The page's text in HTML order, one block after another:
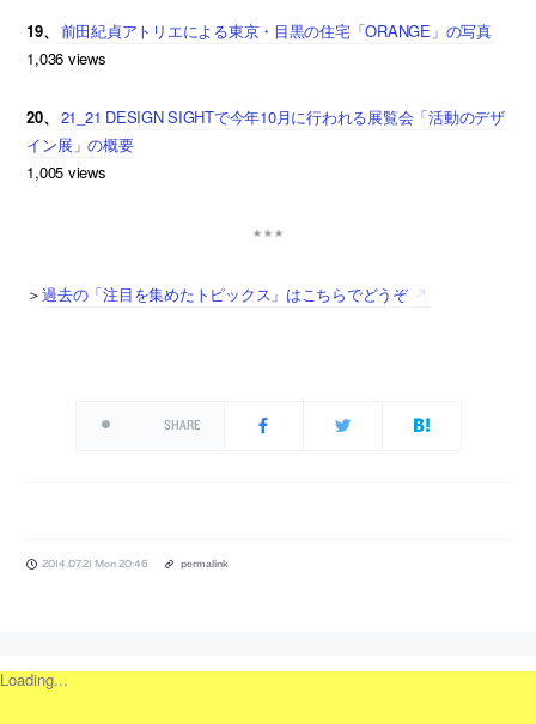
19、 前田紀貞アトリエによる東京・目黒の住宅「ORANGE」の写真
1,036 views
20、 21_21 DESIGN SIGHTで今年10月に行われる展覧会「活動のデザ
イン展」の概要
1,005 views
＞過去の「注目を集めたトピックス」はこちらでどうぞ
SHARE
2014.07.21 Mon 20:46 permalink
Loading...